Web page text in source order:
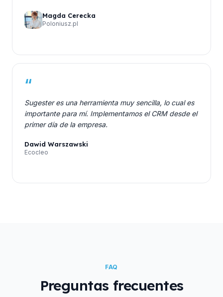
Magda Cerecka
Poloniusz.pl
“
Sugester es una herramienta muy sencilla, lo cual es
importante para mí. Implementamos el CRM desde el
primer día de la empresa.
Dawid Warszawski
Ecocleo
FAQ
Preguntas frecuentes